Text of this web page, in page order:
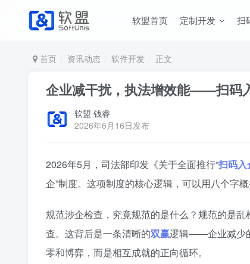
软盟首页 定制开发 扫
首页 资讯动态 软件开发 正文
企业减干扰，执法增效能——扫码
软盟 钱睿
2026年6月16日发布
2026年5月，司法部印发《关于全面推行“扫码入
企”制度。这项制度的核心逻辑，可以用八个字
规范涉企检查，究竟规范的是什么？规范的是
查。这背后是一条清晰的双赢逻辑——企业减少
零和博弈，而是相互成就的正向循环。